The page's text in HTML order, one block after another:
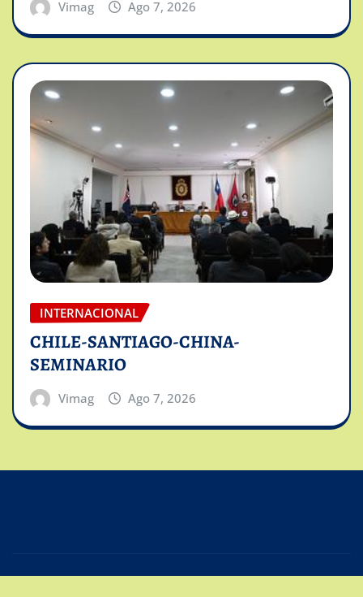
Vimag Ago 7, 2026
INTERNACIONAL
CHILE-SANTIAGO-CHINA-
SEMINARIO
Vimag Ago 7, 2026